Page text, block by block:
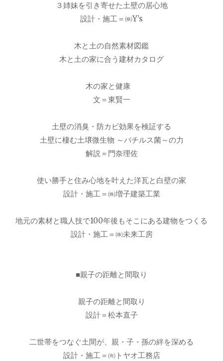
３姉妹を引き寄せた土壁の居心地
設計・施工＝㈱Y’s
木と土の自然素材図鑑
木と土の家に合う建材カタログ
木の家と健康
文＝東賢一
土壁の消臭・防カビ効果を検証する
土壁に棲む土壌微生物 ～バチルス菌～の力
解説＝門奈理佐
使い勝手と住み心地を叶えた洋瓦と白壁の家
設計・施工＝㈱増子建築工業
地元の素材と職人技で100年後もそこにある建物をつくる
設計・施工＝㈱未来工房
■親子の距離と間取り
親子の距離と間取り
設計＝松本直子
二世帯をつなぐ土間が、親・子・孫の絆を深める
設計・施工＝㈲トヤオ工務店